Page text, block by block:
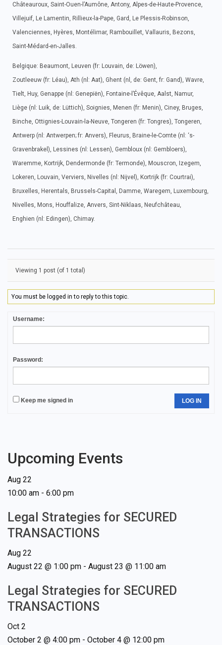
Châteauroux, Saint-Ouen-l’Aumône, Antony, Alpes-de-Haute-Provence,
Villejuif, Le Lamentin, Rillieux-la-Pape, Gard, Le Plessis-Robinson,
Valenciennes, Hyères, Montélimar, Rambouillet, Vallauris, Bezons,
Saint-Médard-en-Jalles.
Belgique: Beaumont, Leuven (fr: Louvain, de: Löwen),
Zoutleeuw (fr: Léau), Ath (nl: Aat), Ghent (nl, de: Gent, fr: Gand), Wavre,
Tielt, Huy, Genappe (nl: Genepiën), Fontaine-l’Évêque, Aalst, Namur,
Liège (nl: Luik, de: Lüttich), Soignies, Menen (fr: Menin), Ciney, Bruges,
Binche, Ottignies-Louvain-la-Neuve, Tongeren (fr: Tongres), Tongeren,
Antwerp (nl: Antwerpen; fr: Anvers), Fleurus, Braine-le-Comte (nl: ‘s-
Gravenbrakel), Lessines (nl: Lessen), Gembloux (nl: Gembloers),
Waremme, Kortrijk, Dendermonde (fr: Termonde), Mouscron, Izegem,
Lokeren, Louvain, Verviers, Nivelles (nl: Nijvel), Kortrijk (fr: Courtrai),
Bruxelles, Herentals, Brussels-Capital, Damme, Waregem, Luxembourg,
Nivelles, Mons, Houffalize, Anvers, Sint-Niklaas, Neufchâteau,
Enghien (nl: Edingen), Chimay.
Viewing 1 post (of 1 total)
You must be logged in to reply to this topic.
Username:
Password:
Keep me signed in LOG IN
Upcoming Events
Aug 22
10:00 am - 6:00 pm
Legal Strategies for SECURED
TRANSACTIONS
Aug 22
August 22 @ 1:00 pm - August 23 @ 11:00 am
Legal Strategies for SECURED
TRANSACTIONS
Oct 2
October 2 @ 4:00 pm - October 4 @ 12:00 pm